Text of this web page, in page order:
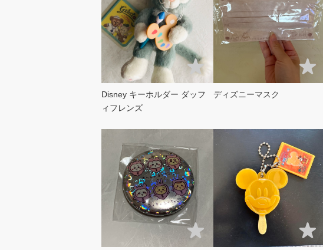
Disney キーホルダー ダッフ
ィフレンズ
ディズニーマスク